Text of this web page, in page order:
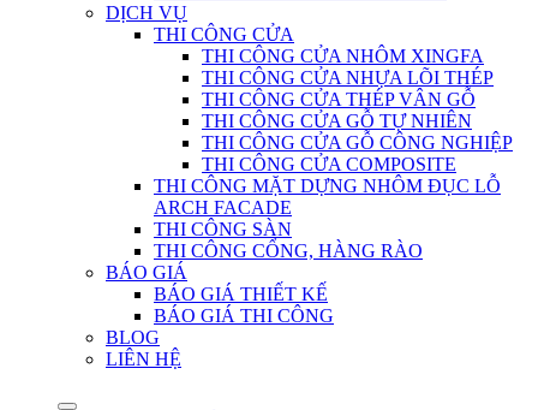
DỊCH VỤ
THI CÔNG CỬA
THI CÔNG CỬA NHÔM XINGFA
THI CÔNG CỬA NHỰA LÕI THÉP
THI CÔNG CỬA THÉP VÂN GỖ
THI CÔNG CỬA GỖ TỰ NHIÊN
THI CÔNG CỬA GỖ CÔNG NGHIỆP
THI CÔNG CỬA COMPOSITE
THI CÔNG MẶT DỰNG NHÔM ĐỤC LỖ
ARCH FACADE
THI CÔNG SÀN
THI CÔNG CỔNG, HÀNG RÀO
BÁO GIÁ
BÁO GIÁ THIẾT KẾ
BÁO GIÁ THI CÔNG
BLOG
LIÊN HỆ